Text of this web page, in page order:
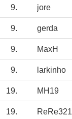
9. jore
9. gerda
9. MaxH
9. larkinho
19. MH19
19. ReRe321